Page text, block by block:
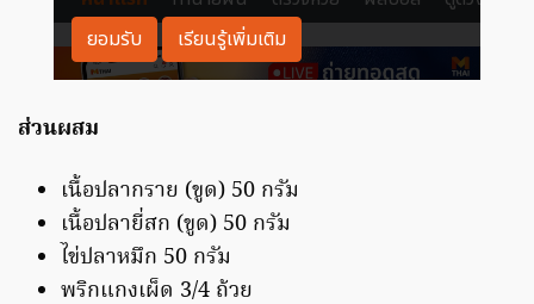
ส่วนผสม
เนื้อปลากราย (ขูด) 50 กรัม
เนื้อปลายี่สก (ขูด) 50 กรัม
ไข่ปลาหมึก 50 กรัม
พริกแกงเผ็ด 3/4 ถ้วย